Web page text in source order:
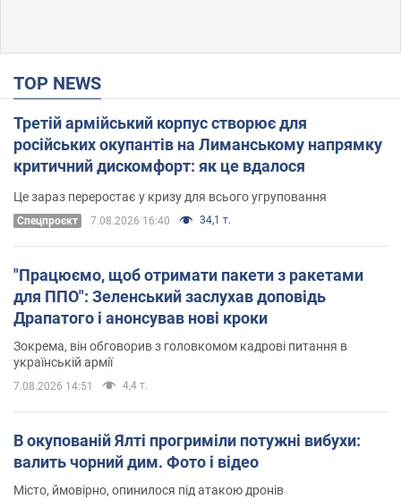
TOP NEWS
Третій армійський корпус створює для
російських окупантів на Лиманському напрямку
критичний дискомфорт: як це вдалося
Це зараз переростає у кризу для всього угруповання
Cпецпроєкт 7.08.2026 16:40 34,1 т.
"Працюємо, щоб отримати пакети з ракетами
для ППО": Зеленський заслухав доповідь
Драпатого і анонсував нові кроки
Зокрема, він обговорив з головкомом кадрові питання в
українській армії
7.08.2026 14:51 4,4 т.
В окупованій Ялті прогриміли потужні вибухи:
валить чорний дим. Фото і відео
Місто, ймовірно, опинилося під атакою дронів